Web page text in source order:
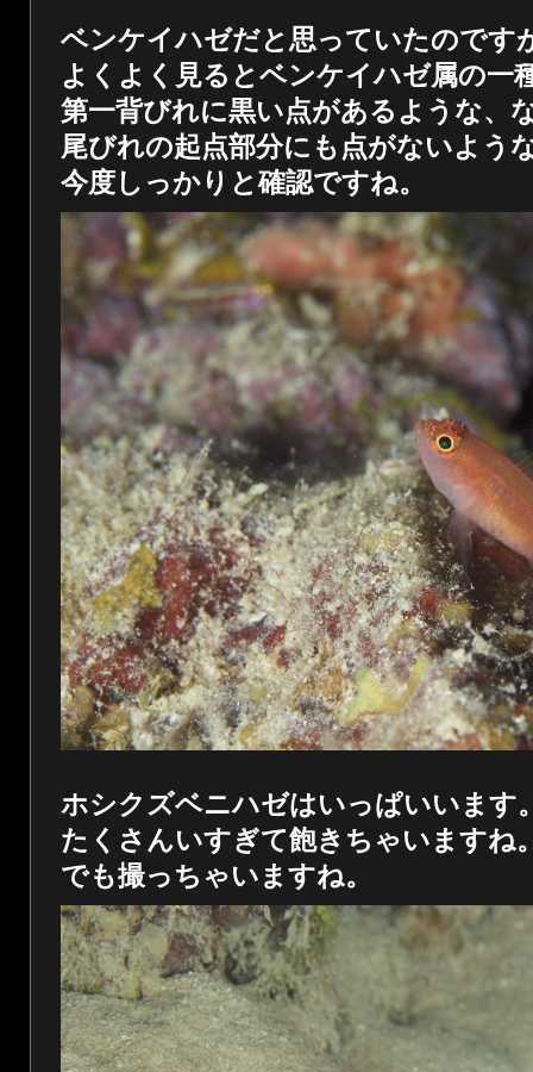
ベンケイハゼだと思っていたのです
よくよく見るとベンケイハゼ属の一
第一背びれに黒い点があるような、
尾びれの起点部分にも点がないよう
今度しっかりと確認ですね。
ホシクズベニハゼはいっぱいいます
たくさんいすぎて飽きちゃいますね
でも撮っちゃいますね。